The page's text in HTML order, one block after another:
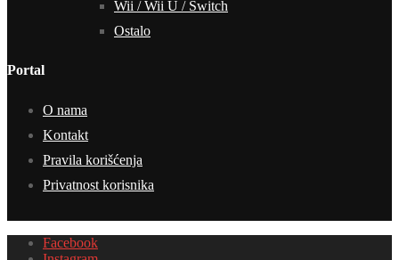
Wii / Wii U / Switch
Ostalo
Portal
O nama
Kontakt
Pravila korišćenja
Privatnost korisnika
Facebook